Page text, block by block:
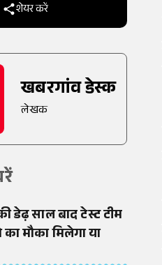
शेयर करें
खबरगांव डेस्क
लेखक
डेढ़ साल बाद टेस्ट टीम
मौका मिलेगा या